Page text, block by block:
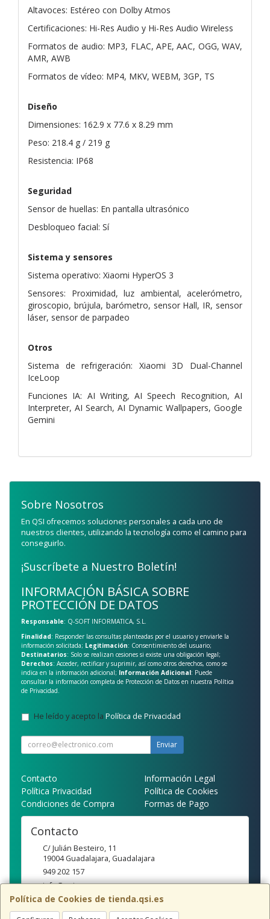
Altavoces: Estéreo con Dolby Atmos
Certificaciones: Hi-Res Audio y Hi-Res Audio Wireless
Formatos de audio: MP3, FLAC, APE, AAC, OGG, WAV,
AMR, AWB
Formatos de vídeo: MP4, MKV, WEBM, 3GP, TS
Diseño
Dimensiones: 162.9 x 77.6 x 8.29 mm
Peso: 218.4 g / 219 g
Resistencia: IP68
Seguridad
Sensor de huellas: En pantalla ultrasónico
Desbloqueo facial: Sí
Sistema y sensores
Sistema operativo: Xiaomi HyperOS 3
Sensores: Proximidad, luz ambiental, acelerómetro,
giroscopio, brújula, barómetro, sensor Hall, IR, sensor
láser, sensor de parpadeo
Otros
Sistema de refrigeración: Xiaomi 3D Dual-Channel
IceLoop
Funciones IA: AI Writing, AI Speech Recognition, AI
Interpreter, AI Search, AI Dynamic Wallpapers, Google
Gemini
Política de Cookies de tienda.qsi.es
Sobre Nosotros
En QSI ofrecemos soluciones personales a cada uno de
nuestros clientes, utilizando la tecnología como el camino para
conseguirlo.
¡Suscríbete a Nuestro Boletín!
INFORMACIÓN BÁSICA SOBRE
PROTECCIÓN DE DATOS
Responsable: Q-SOFT INFORMATICA, S.L.
Finalidad: Responder las consultas planteadas por el usuario y enviarle la
información solicitada; Legitimación: Consentimiento del usuario;
Destinatarios: Solo se realizan cesiones si existe una obligación legal;
Derechos: Acceder, rectificar y suprimir, así como otros derechos, como se
indica en la información adicional; Información Adicional: Puede
consultar la información completa de Protección de Datos en nuestra Política
de Privacidad
He leído y acepto la Política de Privacidad.
Enviar
Contacto
Información Legal
Política Privacidad
Política de Cookies
Condiciones de Compra
Formas de Pago
Contacto
C/ Julián Besteiro, 11
19004 Guadalajara, Guadalajara
949 202 157
info@qsi.es